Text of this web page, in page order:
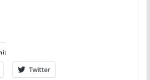
Twitter